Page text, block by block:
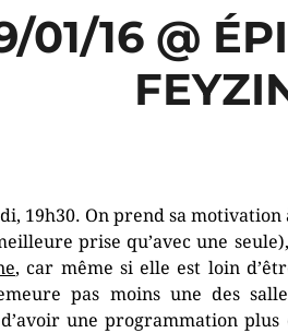
01/16 @
19h30. On prend sa motivation
prise qu’avec une
, car même si elle est loin
pas moins une des
une programmation plus